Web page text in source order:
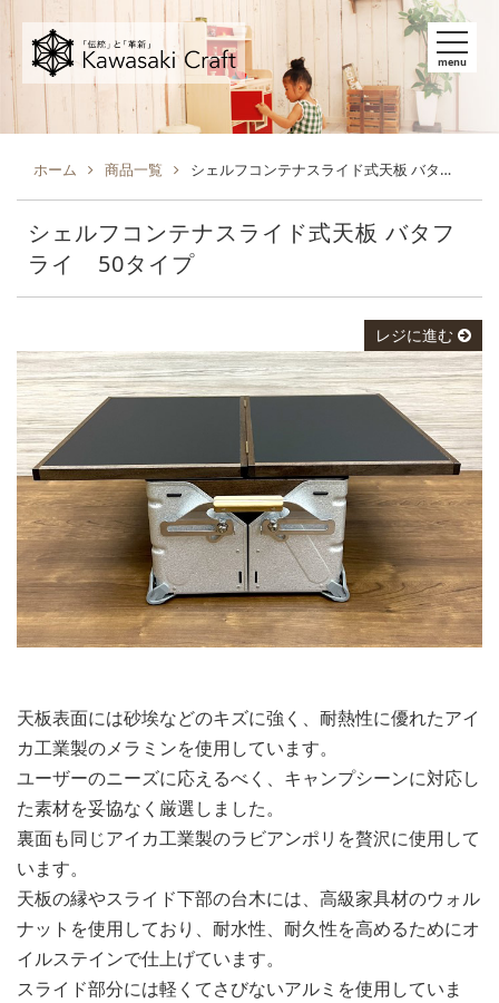
menu
ホーム 商品一覧 シェルフコンテナスライド式天板 バタフライ 50タイプ
シェルフコンテナスライド式天板 バタフ
ライ 50タイプ
レジに進む
天板表面には砂埃などのキズに強く、耐熱性に優れたアイ
カ工業製のメラミンを使用しています。
ユーザーのニーズに応えるべく、キャンプシーンに対応し
た素材を妥協なく厳選しました。
裏面も同じアイカ工業製のラビアンポリを贅沢に使用して
います。
天板の縁やスライド下部の台木には、高級家具材のウォル
ナットを使用しており、耐水性、耐久性を高めるためにオ
イルステインで仕上げています。
スライド部分には軽くてさびないアルミを使用していま